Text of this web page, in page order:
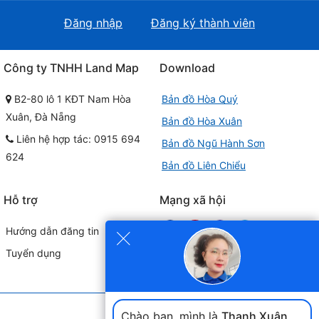
×
Chào bạn, mình là Thanh Xuân
Đăng nhập Đăng ký thành viên
Công ty TNHH Land Map
B2-80 lô 1 KĐT Nam Hòa
Xuân, Đà Nẵng
Liên hệ hợp tác: 0915 694
624
Download
Bản đồ Hòa Quý
Bản đồ Hòa Xuân
Bản đồ Ngũ Hành Sơn
Bản đồ Liên Chiểu
Hỗ trợ
Hướng dẫn đăng tin
Tuyển dụng
Mạng xã hội